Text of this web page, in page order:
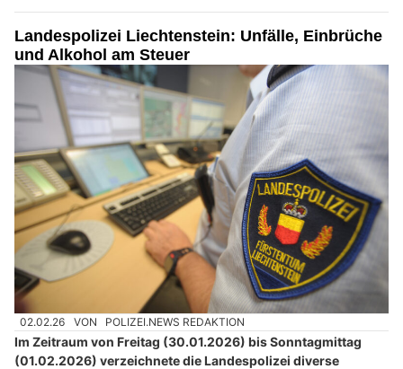
Landespolizei Liechtenstein: Unfälle, Einbrüche
und Alkohol am Steuer
02.02.26 VON POLIZEI.NEWS REDAKTION
Im Zeitraum von Freitag (30.01.2026) bis Sonntagmittag
(01.02.2026) verzeichnete die Landespolizei diverse